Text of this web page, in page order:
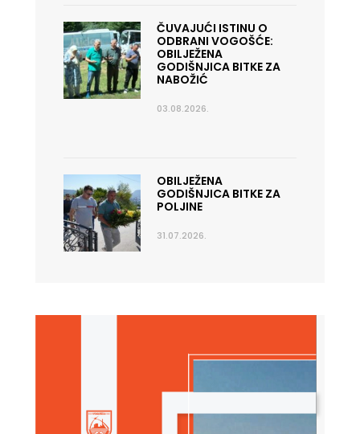
ČUVAJUĆI ISTINU O
ODBRANI VOGOŠĆE:
OBILJEŽENA
GODIŠNJICA BITKE ZA
NABOŽIĆ
03.08.2026.
OBILJEŽENA
GODIŠNJICA BITKE ZA
POLJINE
31.07.2026.